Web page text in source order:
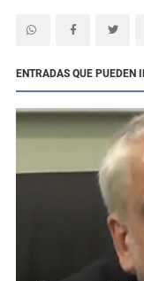
ENTRADAS QUE PUEDEN